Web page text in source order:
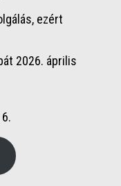
ezért
2026. április